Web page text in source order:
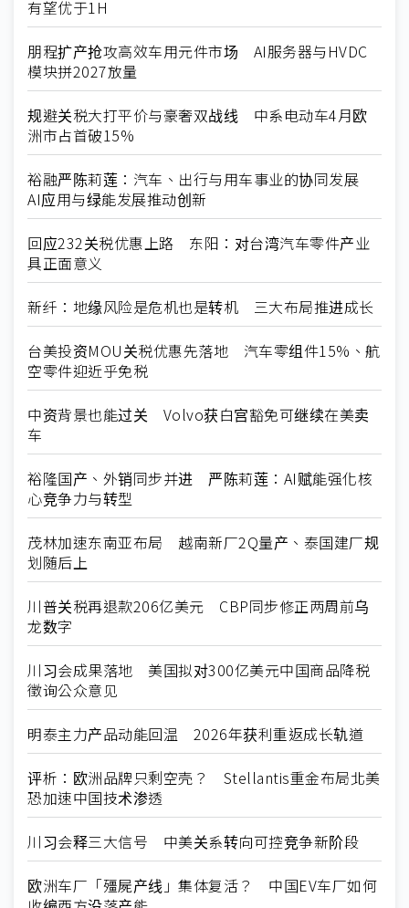
有望优于1H
朋程扩产抢攻高效车用元件市场 AI服务器与HVDC
模块拼2027放量
规避关税大打平价与豪奢双战线 中系电动车4月欧
洲市占首破15%
裕融严陈莉莲：汽车、出行与用车事业的协同发展
AI应用与绿能发展推动创新
回应232关税优惠上路 东阳：对台湾汽车零件产业
具正面意义
新纤：地缘风险是危机也是转机 三大布局推进成长
台美投资MOU关税优惠先落地 汽车零组件15%、航
空零件迎近乎免税
中资背景也能过关 Volvo获白宫豁免可继续在美卖
车
裕隆国产、外销同步并进 严陈莉莲：AI赋能强化核
心竞争力与转型
茂林加速东南亚布局 越南新厂2Q量产、泰国建厂规
划随后上
川普关税再退款206亿美元 CBP同步修正两周前乌
龙数字
川习会成果落地 美国拟对300亿美元中国商品降税
徵询公众意见
明泰主力产品动能回温 2026年获利重返成长轨道
评析：欧洲品牌只剩空壳？ Stellantis重金布局北美
恐加速中国技术渗透
川习会释三大信号 中美关系转向可控竞争新阶段
欧洲车厂「殭屍产线」集体复活？ 中国EV车厂如何